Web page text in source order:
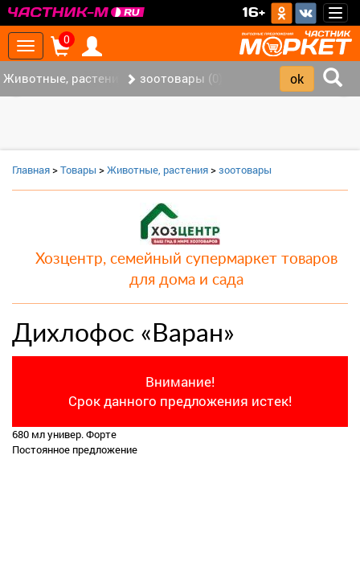
16+
Toggle
navigation
0
Животные, растения (0)зоотовары (0)
Главная>Товары >Животные, растения>зоотовары
Хозцентр, семейный супермаркет товаров
для дома и сада
Дихлофос «Варан»
Внимание!
Срок данного предложения истек!
680 мл универ. Форте
Постоянное предложение
‹ ›